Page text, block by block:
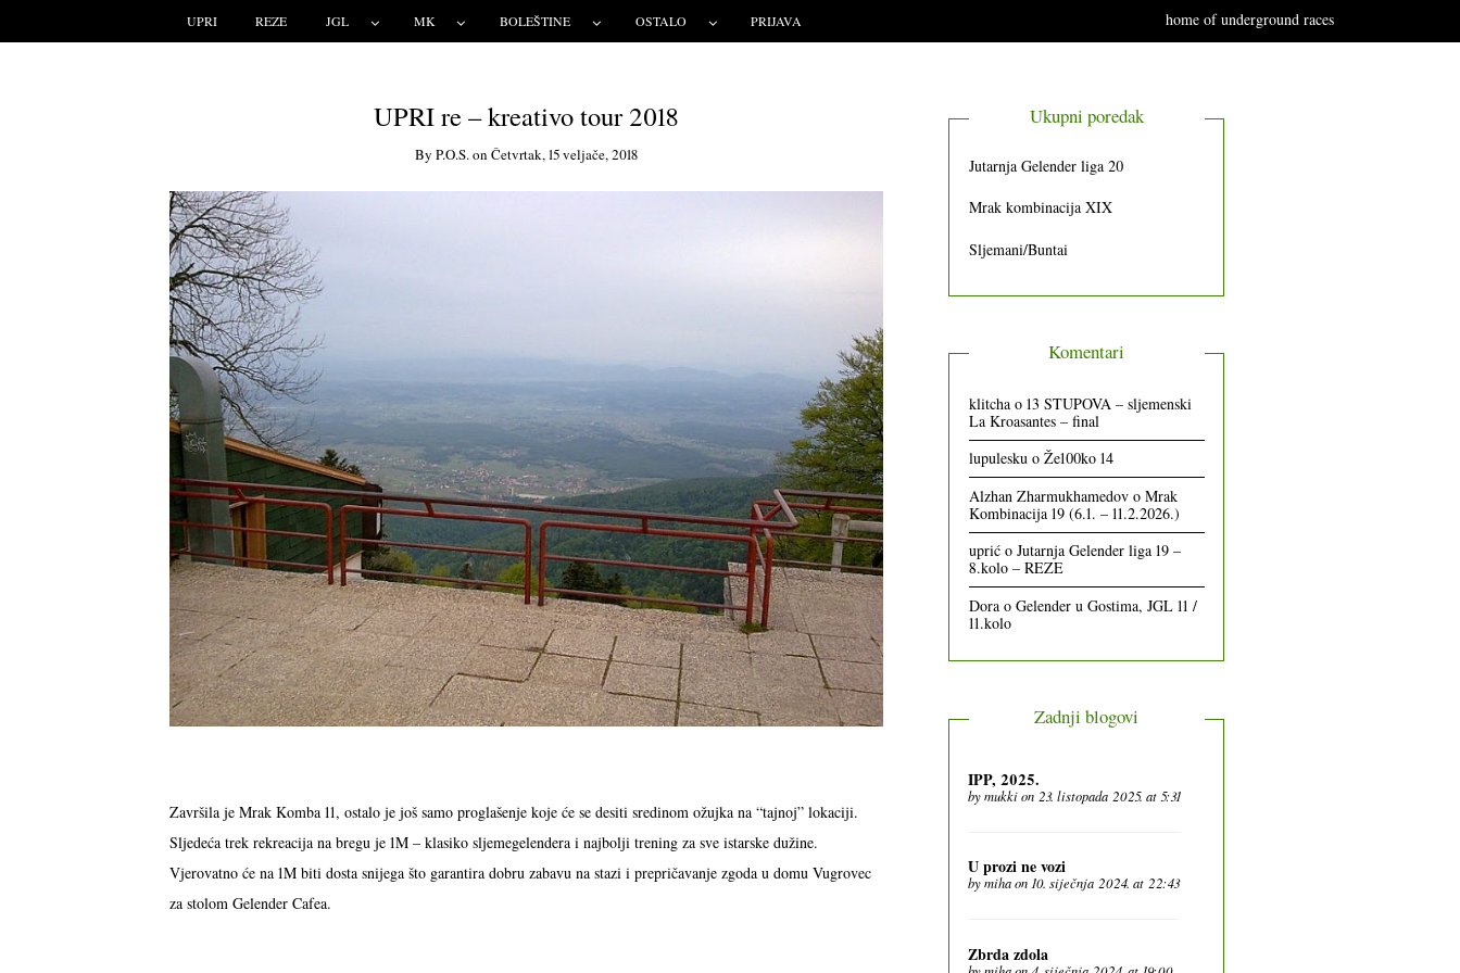
UPRI REZE JGL MK BOLEŠTINE OSTALO PRIJAVA home of underground races
UPRI re – kreativo tour 2018
By P.o.s.on Četvrtak, 15 veljače, 2018
Završila je Mrak Komba 11, ostalo je još samo proglašenje koje će se desiti sredinom ožujka na “tajnoj” lokaciji.
Sljedeća trek rekreacija na bregu je 1M – klasiko sljemegelendera i najbolji trening za sve istarske dužine.
Vjerovatno će na 1M biti dosta snijega što garantira dobru zabavu na stazi i prepričavanje zgoda u domu Vugrovec
za stolom Gelender Cafea.
Ukupni poredak
Jutarnja Gelender liga 20
Mrak kombinacija XIX
Sljemani/Buntai
Komentari
klitchao 13 STUPOVA – sljemenski
La Kroasantes – final
lupuleskuo Že100ko 14
Alzhan Zharmukhamedovo Mrak
Kombinacija 19 (6.1. – 11.2.2026.)
uprićo Jutarnja Gelender liga 19 –
8.kolo – REZE
Dorao Gelender u Gostima, JGL 11 /
11.kolo
Zadnji blogovi
IPP, 2025.
bymukkion 23. listopada 2025. at 5:31
U prozi ne vozi
bymihaon 10. siječnja 2024. at 22:43
Zbrda zdola